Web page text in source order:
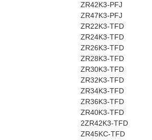
ZR42K3-PFJ
ZR47K3-PFJ
ZR22K3-TFD
ZR24K3-TFD
ZR26K3-TFD
ZR28K3-TFD
ZR30K3-TFD
ZR32K3-TFD
ZR34K3-TFD
ZR36K3-TFD
ZR40K3-TFD
2ZR42K3-TFD
ZR45KC-TFD